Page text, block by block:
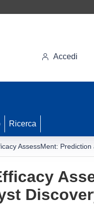
Accedi
Ricerca
AssessMent: